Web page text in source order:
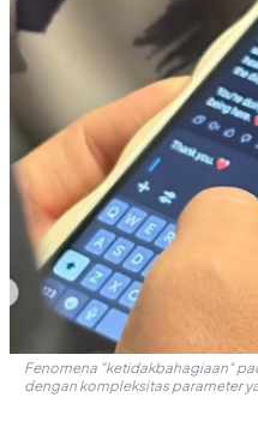
Fenomena "ketidakbahagiaan"
dengan kompleksitas parameter